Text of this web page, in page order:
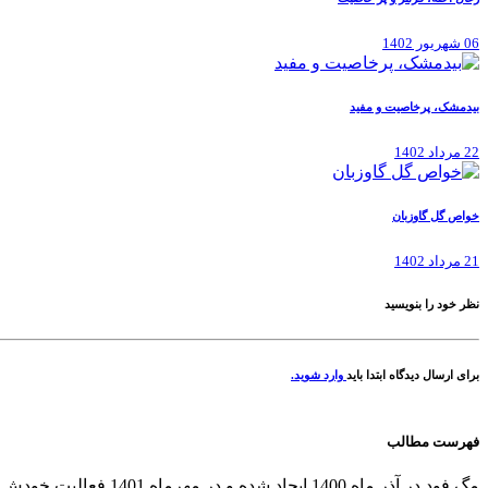
06 شهریور 1402
بیدمشک، پرخاصیت و مفید
22 مرداد 1402
خواص گل گاوزبان
21 مرداد 1402
نظر خود را بنویسید
برای ارسال دیدگاه ابتدا باید وارد شوید.
فهرست مطالب